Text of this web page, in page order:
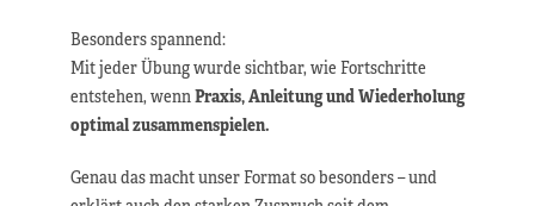
Besonders spannend:
Mit jeder Übung wurde sichtbar, wie Fortschritte
entstehen, wennPraxis, Anleitung und Wiederholung
optimal zusammenspielen.
Genau das macht unser Format so besonders – und